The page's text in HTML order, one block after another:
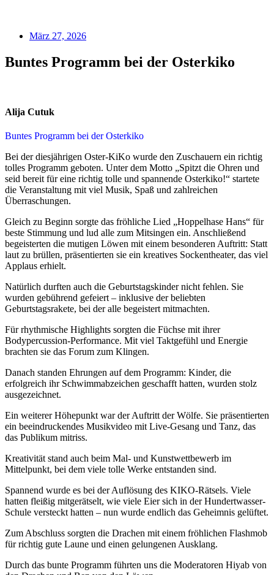
März 27, 2026
Buntes Programm bei der Osterkiko
Alija Cutuk
Buntes Programm bei der Osterkiko
Bei der diesjährigen Oster-KiKo wurde den Zuschauern ein richtig
tolles Programm geboten. Unter dem Motto „Spitzt die Ohren und
seid bereit für eine richtig tolle und spannende Osterkiko!“ startete
die Veranstaltung mit viel Musik, Spaß und zahlreichen
Überraschungen.
Gleich zu Beginn sorgte das fröhliche Lied „Hoppelhase Hans“ für
beste Stimmung und lud alle zum Mitsingen ein. Anschließend
begeisterten die mutigen Löwen mit einem besonderen Auftritt: Statt
laut zu brüllen, präsentierten sie ein kreatives Sockentheater, das viel
Applaus erhielt.
Natürlich durften auch die Geburtstagskinder nicht fehlen. Sie
wurden gebührend gefeiert – inklusive der beliebten
Geburtstagsrakete, bei der alle begeistert mitmachten.
Für rhythmische Highlights sorgten die Füchse mit ihrer
Bodypercussion-Performance. Mit viel Taktgefühl und Energie
brachten sie das Forum zum Klingen.
Danach standen Ehrungen auf dem Programm: Kinder, die
erfolgreich ihr Schwimmabzeichen geschafft hatten, wurden stolz
ausgezeichnet.
Ein weiterer Höhepunkt war der Auftritt der Wölfe. Sie präsentierten
ein beeindruckendes Musikvideo mit Live-Gesang und Tanz, das
das Publikum mitriss.
Kreativität stand auch beim Mal- und Kunstwettbewerb im
Mittelpunkt, bei dem viele tolle Werke entstanden sind.
Spannend wurde es bei der Auflösung des KIKO-Rätsels. Viele
hatten fleißig mitgerätselt, wie viele Eier sich in der Hundertwasser-
Schule versteckt hatten – nun wurde endlich das Geheimnis gelüftet.
Zum Abschluss sorgten die Drachen mit einem fröhlichen Flashmob
für richtig gute Laune und einen gelungenen Ausklang.
Durch das bunte Programm führten uns die Moderatoren Hiyab von